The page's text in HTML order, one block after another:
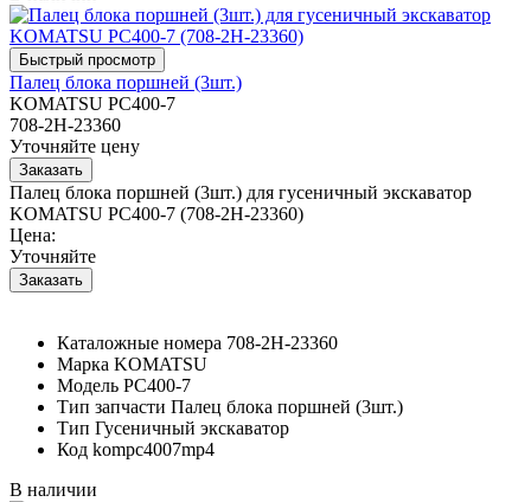
Палец блока поршней (3шт.)
KOMATSU PC400-7
708-2H-23360
Уточняйте цену
Палец блока поршней (3шт.) для гусеничный экскаватор
KOMATSU PC400-7 (708-2H-23360)
Цена:
Уточняйте
Каталожные номера 708-2H-23360
Марка KOMATSU
Модель PC400-7
Тип запчасти Палец блока поршней (3шт.)
Тип Гусеничный экскаватор
Код kompc4007mp4
В наличии